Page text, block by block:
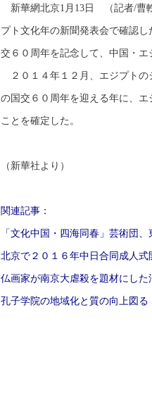
新華網北京1月13日 （記者/曹
プト文化年の新聞発表会で確認
交６０周年を記念して、中国・エ
２０１４年１２月、エジプトの
の国交６０周年を迎える年に、
ことを確定した。
（新華社より）
関連記事：
「文化中国・四海同春」芸術団
北京で２０１６年中日合同成人式
仏画家が南京大虐殺を題材にし
孔子学院の地域化と質の向上図